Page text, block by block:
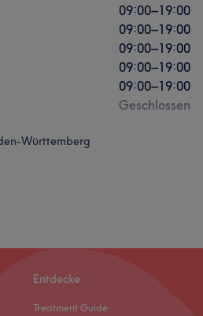
09:00–19:00
09:00–19:00
09:00–19:00
09:00–19:00
09:00–19:00
Geschlossen
Württemberg
Entdecke
Treatment Guide